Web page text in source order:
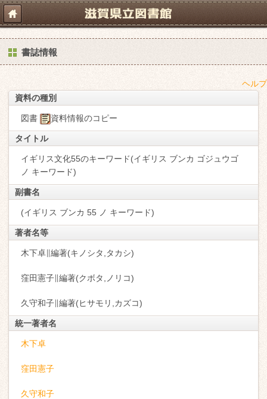
書誌情報
ヘルプ
資料の種別
図書 資料情報のコピー
タイトル
イギリス文化55のキーワード(イギリス ブンカ ゴジュウゴ
ノ キーワード)
副書名
(イギリス ブンカ 55 ノ キーワード)
著者名等
木下卓∥編著(キノシタ,タカシ)
窪田憲子∥編著(クボタ,ノリコ)
久守和子∥編著(ヒサモリ,カズコ)
統一著者名
木下卓
窪田憲子
久守和子